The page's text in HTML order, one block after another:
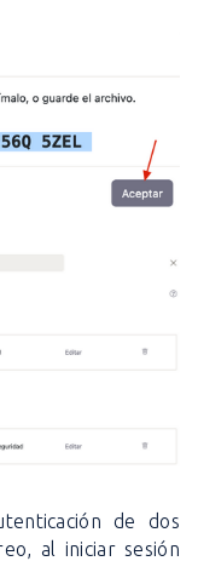
de dos
al iniciar sesión